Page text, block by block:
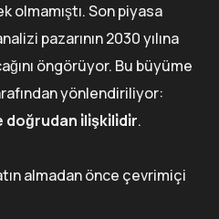
olmamıştı. Son piyasa
pazarının 2030 yılına
öngörüyor. Bu büyüme
yönlendiriliyor:
doğrudan i̇li̇şki̇li̇di̇r.
almadan önce çevrimiçi